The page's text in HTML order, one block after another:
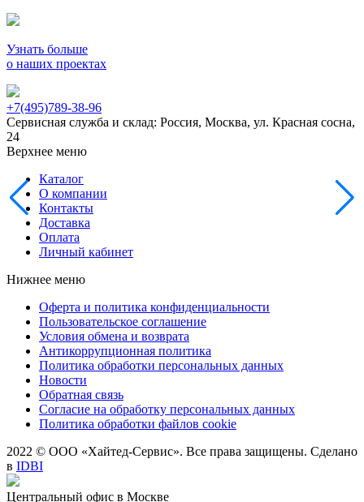
Узнать больше
о наших проектах
+7(495)789-38-96
Сервисная служба и склад: Россия, Москва, ул. Красная сосна,
24
Верхнее меню
Каталог
О компании
Контакты
Доставка
Оплата
Личный кабинет
Нижнее меню
Оферта и политика конфиденциальности
Пользовательское соглашение
Условия обмена и возврата
Антикоррупционная политика
Политика обработки персональных данных
Новости
Обратная связь
Согласие на обработку персональных данных
Политика обработки файлов cookie
2022 © ООО «Хайтед-Сервис». Все права защищены. Сделано
в IDBI
Центральный офис в Москве